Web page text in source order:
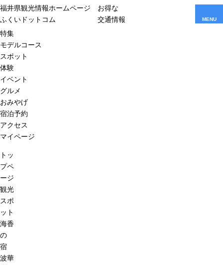
福井県観光情報ホームページ
ふくいドットコム
お得な
交通情報
MENU
特集
モデルコース
スポット
体験
イベント
グルメ
おみやげ
宿泊予約
アクセス
マイページ
トッ
プペ
ージ
観光
スポ
ット
海香
の
宿
波華